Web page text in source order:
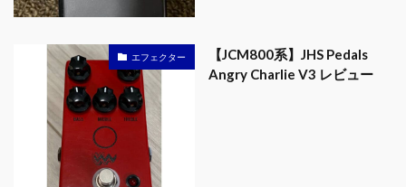
エフェクター
【JCM800系】JHS Pedals
Angry Charlie V3 レビュー